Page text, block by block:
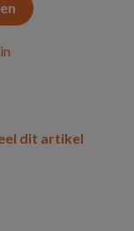
dit artikel